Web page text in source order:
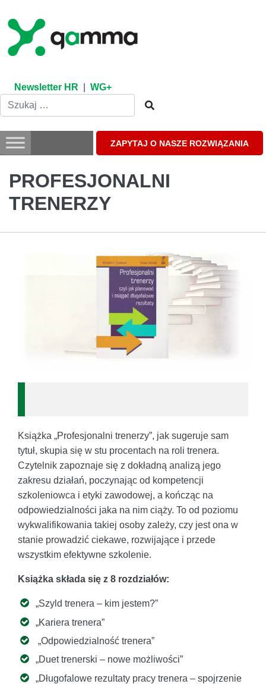
content
Newsletter HR WG+
ZAPYTAJ O NASZE ROZWIĄZANIA
PROFESJONALNI
TRENERZY
Książka „Profesjonalni trenerzy”, jak sugeruje sam
tytuł, skupia się w stu procentach na roli trenera.
Czytelnik zapoznaje się z dokładną analizą jego
zakresu działań, poczynając od kompetencji
szkoleniowca i etyki zawodowej, a kończąc na
odpowiedzialności jaka na nim ciąży. To od poziomu
wykwalifikowania takiej osoby zależy, czy jest ona w
stanie prowadzić ciekawe, rozwijające i przede
wszystkim efektywne szkolenie.
Książka składa się z 8 rozdziałów:
„Szyld trenera – kim jestem?”
„Kariera trenera”
„Odpowiedzialność trenera”
„Duet trenerski – nowe możliwości”
„Długofalowe rezultaty pracy trenera – spojrzenie